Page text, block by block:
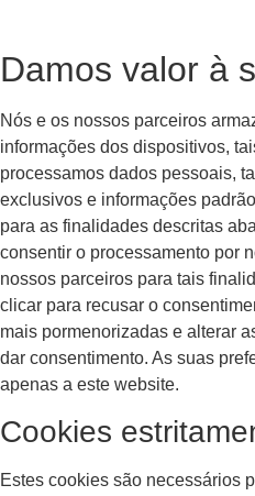
Damos valor à
Nós e os nossos parceiros
informações dos dispositivos,
processamos dados pessoais,
exclusivos e informações
para as finalidades descritas
consentir o processamento por
nossos parceiros para tais
clicar para recusar o
mais pormenorizadas e alterar
dar consentimento. As suas
apenas a este website.
Cookies
Estes cookies são necessários